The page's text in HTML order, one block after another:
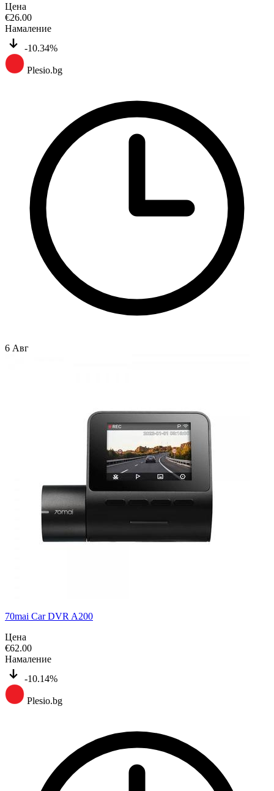
Цена
€26.00
Намаление
-10.34%
Plesio.bg
6 Авг
70mai Car DVR A200
Цена
€62.00
Намаление
-10.14%
Plesio.bg